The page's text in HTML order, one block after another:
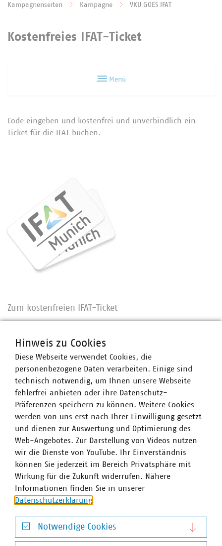
Zum Hauptinhalt springen
Sie befinden sich hier:
Kampagnenseiten Kampagne VKU GOES IFAT
Kostenfreies IFAT-Ticket
Menü
Code eingeben und kostenfrei und unverbindlich ein
Ticket für die IFAT buchen.
Zum kostenfreien IFAT-Ticket
VKU_IFAT2026_LP
Hinweis:Bei den Tickets handelt es sich um Tagestickets.
Sollten Sie die IFAT an mehreren Tagen besuchen wollen,
können Sie mit unserem Code einfach mehrere
Tagestickets lösen. Die Tickets sind personenbezogen und
müssen jeweils mit der E-Mail-Adresse der
teilnehmenden Person gebucht werden.
ZU IHREM KOSTENFREIEN IFAT-TICKET
<< VKU GOES IFAT: ZURÜCK ZUR STARTSEITE
Hinweis zu Cookies
Diese Webseite verwendet Cookies, die
personenbezogene Daten verarbeiten. Einige sind
technisch notwendig, um Ihnen unsere Webseite
fehlerfrei anbieten oder ihre Datenschutz-
Präferenzen speichern zu können. Weitere Cookies
werden von uns erst nach Ihrer Einwilligung gesetzt
und dienen zur Auswertung und Optimierung des
Web-Angebotes. Zur Darstellung von Videos nutzen
wir die Dienste von YouTube. Ihr Einverständnis
können Sie jederzeit im Bereich Privatsphäre mit
Wirkung für die Zukunft widerrufen. Nähere
Informationen finden Sie in unserer
Datenschutzerklärung.
Notwendige Cookies
Notwendige Cookies